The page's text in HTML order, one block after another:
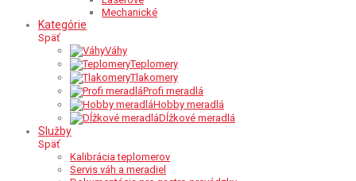
Mechanické
Kategórie
Späť
Váhy
Teplomery
Tlakomery
Profi meradlá
Hobby meradlá
Dĺžkové meradlá
Služby
Späť
Kalibrácia teplomerov
Servis váh a meradiel